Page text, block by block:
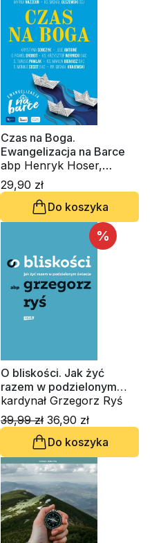
Czas na Boga.
Ewangelizacja na Barce
abp Henryk Hoser,
kardynał Grzegorz Ryś,
ks. Michał Olszewski,
Myrna Nazzour
29,90 zł
Do koszyka
%
O bliskości. Jak żyć
razem w podzielonym
świecie
kardynał Grzegorz Ryś
39,99 zł 36,90 zł
Do koszyka